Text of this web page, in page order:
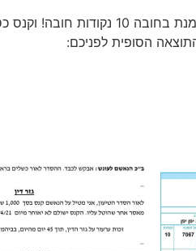
הסופית לפניכם: